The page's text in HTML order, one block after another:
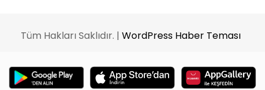
Tüm Hakları Saklıdır. | WordPress Haber Teması